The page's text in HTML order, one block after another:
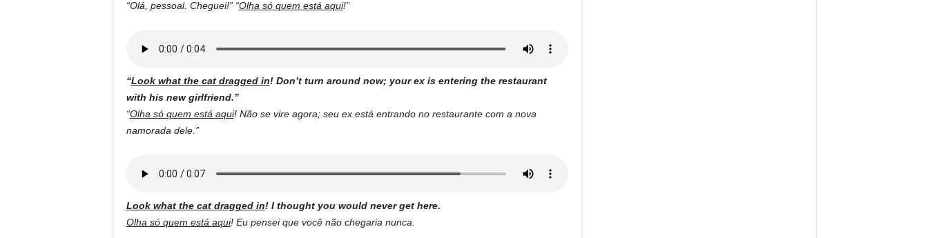
“Olá, pessoal. Cheguei!” “Olha só quem está aqui!”
“Look what the cat dragged in! Don’t turn around now; your ex is entering the restaurant
with his new girlfriend.”
“Olha só quem está aqui! Não se vire agora; seu ex está entrando no restaurante com a nova
namorada dele.”
Look what the cat dragged in! I thought you would never get here.
Olha só quem está aqui! Eu pensei que você não chegaria nunca.